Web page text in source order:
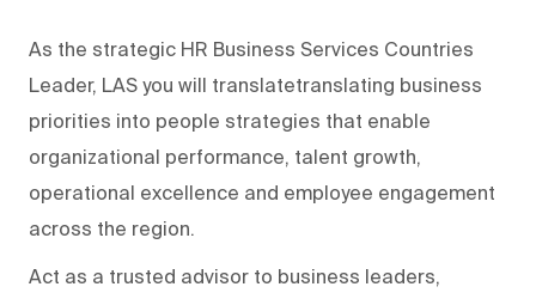
As the strategic HR Business Services Countries
Leader, LAS you will translatetranslating business
priorities into people strategies that enable
organizational performance, talent growth,
operational excellence and employee engagement
across the region.
Act as a trusted advisor to business leaders,